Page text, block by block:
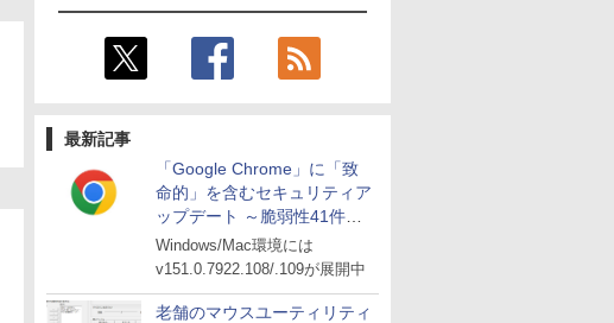
最新記事
「Google Chrome」に「致
命的」を含むセキュリティア
ップデート ～脆弱性41件に
対処
Windows/Mac環境には
v151.0.7922.108/.109が展開中
老舗のマウスユーティリティ